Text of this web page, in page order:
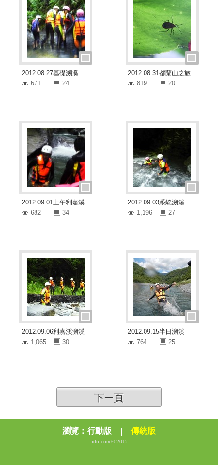
2012.08.27基礎溯溪
671
24
2012.08.31都蘭山之旅
819
20
2012.09.01上午利嘉溪
682
34
2012.09.03系統溯溪
1,196
27
2012.09.06利嘉溪溯溪
1,065
30
2012.09.15半日溯溪
764
25
下一頁
瀏覽： 行動版 | 傳統版
udn.com © 2012